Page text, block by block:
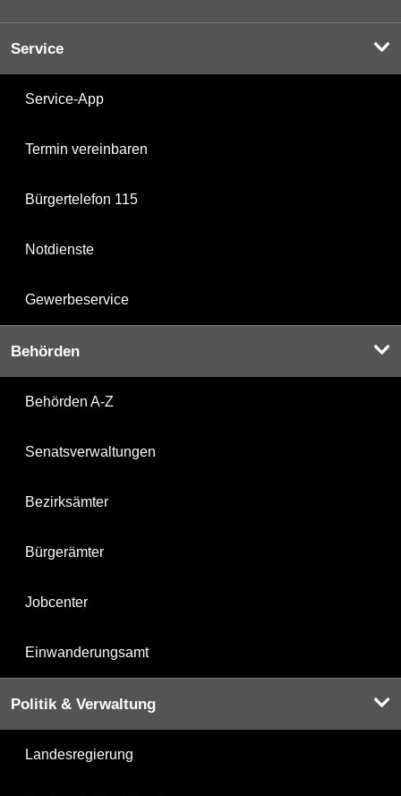
Service
Service-App
Termin vereinbaren
Bürgertelefon 115
Notdienste
Gewerbeservice
Behörden
Behörden A-Z
Senatsverwaltungen
Bezirksämter
Bürgerämter
Jobcenter
Einwanderungsamt
Politik & Verwaltung
Landesregierung